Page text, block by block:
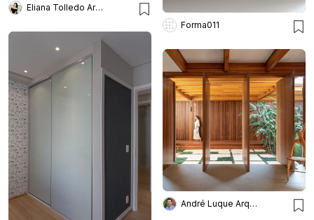
Eliana Tolledo Arquitetura e Interiores
Forma011
André Luque Arquitetura